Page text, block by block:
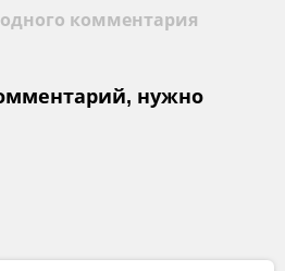
комментария
нужно